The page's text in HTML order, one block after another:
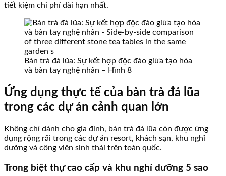
tiết kiệm chi phí dài hạn nhất.
Bàn trà đá lũa: Sự kết hợp độc đáo giữa tạo hóa
và bàn tay nghệ nhân – Hình 8
Ứng dụng thực tế của bàn trà đá lũa
trong các dự án cảnh quan lớn
Không chỉ dành cho gia đình, bàn trà đá lũa còn được ứng
dụng rộng rãi trong các dự án resort, khách sạn, khu nghỉ
dưỡng và công viên sinh thái trên toàn quốc.
Trong biệt thự cao cấp và khu nghỉ dưỡng 5 sao